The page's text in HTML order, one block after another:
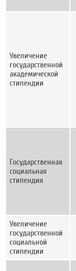
Увеличение
государственной
академической
стипендии
Государственная
социальная
стипендия
Увеличение
государственной
социальной
стипендии